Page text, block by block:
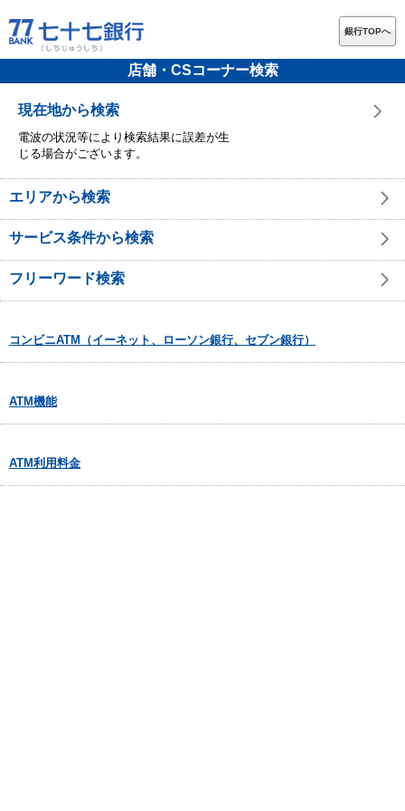
銀行TOPへ
店舗・CSコーナー検索
現在地から検索
電波の状況等により検索結果に誤差が生
じる場合がございます。
エリアから検索
サービス条件から検索
フリーワード検索
コンビニATM（イーネット、ローソン銀行、セブン銀行）
ATM機能
ATM利用料金